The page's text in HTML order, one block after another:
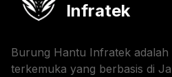
Infratek
Burung Hantu Infratek
terkemuka yang berbasis di